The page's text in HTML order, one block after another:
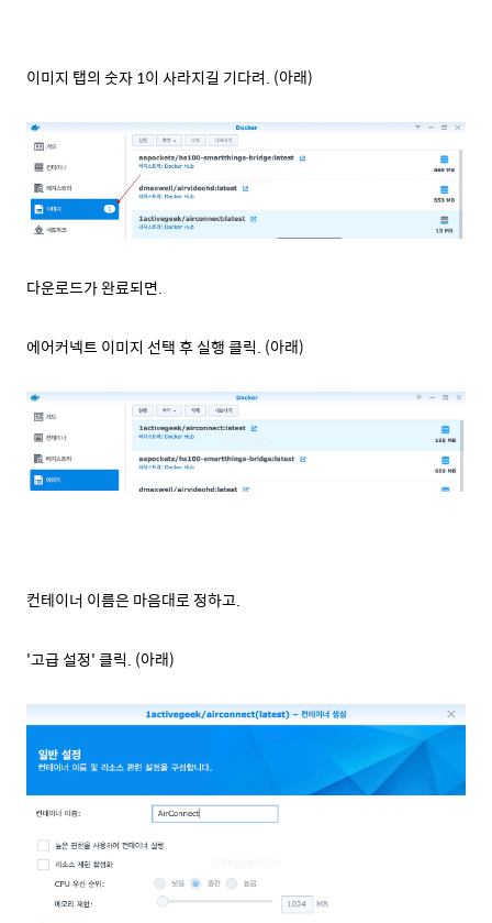
이미지 탭의 숫자 1이 사라지길 기다려. (아래)
다운로드가 완료되면.
에어커넥트 이미지 선택 후 실행 클릭. (아래)
컨테이너 이름은 마음대로 정하고.
'고급 설정' 클릭. (아래)